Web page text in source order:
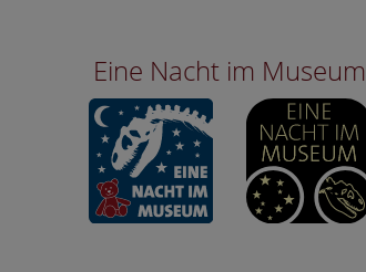
Eine Nacht im Museum